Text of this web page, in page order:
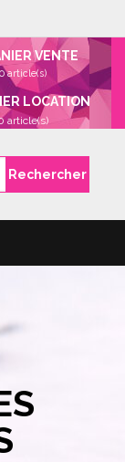
VENTE
0 article(s)
LOCATION
article(s)
Rechercher